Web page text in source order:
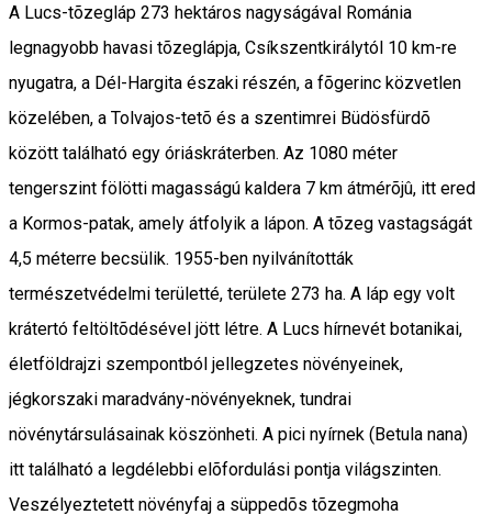
A Lucs-tõzegláp 273 hektáros nagyságával Románia
legnagyobb havasi tõzeglápja, Csíkszentkirálytól 10 km-re
nyugatra, a Dél-Hargita északi részén, a fõgerinc közvetlen
közelében, a Tolvajos-tetõ és a szentimrei Büdösfürdõ
között található egy óriáskráterben. Az 1080 méter
tengerszint fölötti magasságú kaldera 7 km átmérõjû, itt ered
a Kormos-patak, amely átfolyik a lápon. A tõzeg vastagságát
4,5 méterre becsülik. 1955-ben nyilvánították
természetvédelmi területté, területe 273 ha. A láp egy volt
krátertó feltöltõdésével jött létre. A Lucs hírnevét botanikai,
életföldrajzi szempontból jellegzetes növényeinek,
jégkorszaki maradvány-növényeknek, tundrai
növénytársulásainak köszönheti. A pici nyírnek (Betula nana)
itt található a legdélebbi elõfordulási pontja világszinten.
Veszélyeztetett növényfaj a süppedõs tõzegmoha